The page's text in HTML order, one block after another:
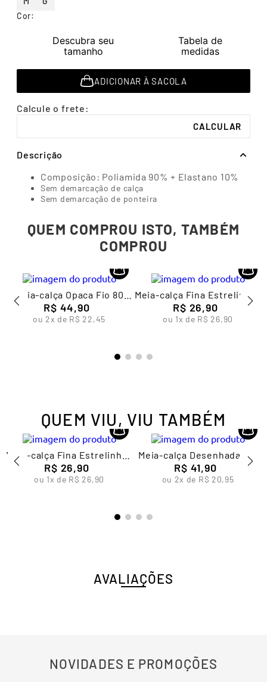
Cor:
Descubra seu
tamanho
Tabela de
medidas
ADICIONAR À SACOLA
Descrição
Composição: Poliamida 90% + Elastano 10%
Sem demarcação de calça
Sem demarcação de ponteira
QUEM COMPROU ISTO, TAMBÉM
COMPROU
Meia-calça Opaca Fio 80
Feminina Lupo
R$ 44,90
ou2x de R$ 22,45
Meia-calça Fina Estrelinhas
Infantil Feminina Lupo
R$ 26,90
ou 1x de R$ 26,90
QUEM VIU, VIU TAMBÉM
Meia-calça Fina Estrelinhas
Infantil Feminina Lupo
R$ 26,90
ou 1x de R$ 26,90
Meia-calça Desenhada Fio
20 Feminina Lupo
R$ 41,90
ou 2x de R$ 20,95
AVALIAÇÕES
NOVIDADES E PROMOÇÕES
10º cueca boxer